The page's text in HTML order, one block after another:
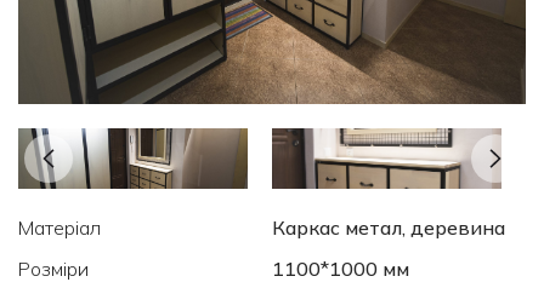
Матеріал
Каркас метал, деревина
Розміри
1100*1000 мм